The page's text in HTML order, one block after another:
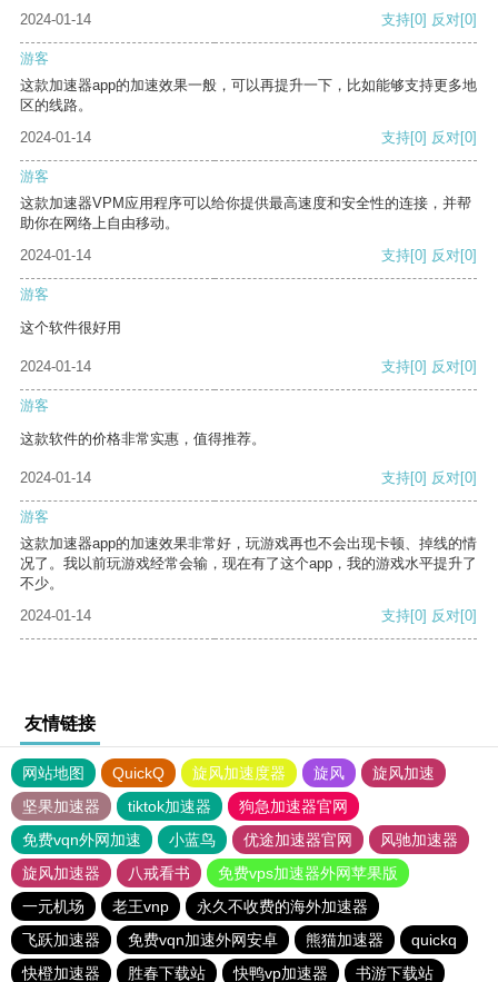
2024-01-14
支持[0] 反对[0]
游客
这款加速器app的加速效果一般，可以再提升一下，比如能够支持更多地
区的线路。
2024-01-14
支持[0] 反对[0]
游客
这款加速器VPM应用程序可以给你提供最高速度和安全性的连接，并帮
助你在网络上自由移动。
2024-01-14
支持[0] 反对[0]
游客
这个软件很好用
2024-01-14 支持[0] 反对[0]
游客
这款软件的价格非常实惠，值得推荐。
2024-01-14 支持[0] 反对[0]
游客
这款加速器app的加速效果非常好，玩游戏再也不会出现卡顿、掉线的情
况了。我以前玩游戏经常会输，现在有了这个app，我的游戏水平提升了
不少。
2024-01-14
支持[0] 反对[0]
友情链接
网站地图 QuickQ 旋风加速度器 旋风
旋风加速
坚果加速器
tiktok加速器
狗急加速器官网
免费vqn外网加速
小蓝鸟 优途加速器官网
风驰加速器
旋风加速器
八戒看书
免费vps加速器外网苹果版
一元机场
老王vnp
永久不收费的海外加速器
飞跃加速器
免费vqn加速外网安卓 熊猫加速器
quickq
快橙加速器
胜春下载站 快鸭vp加速器 书游下载站